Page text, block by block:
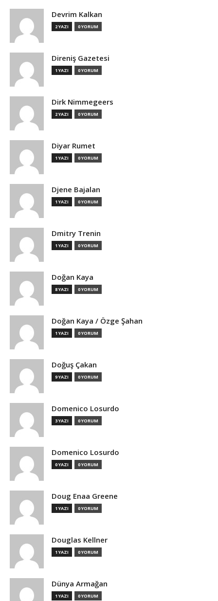
Devrim Kalkan
2 YAZI 0 YORUM
Direniş Gazetesi
1 YAZI 0 YORUM
Dirk Nimmegeers
2 YAZI 0 YORUM
Diyar Rumet
1 YAZI 0 YORUM
Djene Bajalan
1 YAZI 0 YORUM
Dmitry Trenin
1 YAZI 0 YORUM
Doğan Kaya
8 YAZI 0 YORUM
Doğan Kaya / Özge Şahan
1 YAZI 0 YORUM
Doğuş Çakan
9 YAZI 0 YORUM
Domenico Losurdo
3 YAZI 0 YORUM
Domenico Losurdo
0 YAZI 0 YORUM
Doug Enaa Greene
1 YAZI 0 YORUM
Douglas Kellner
1 YAZI 0 YORUM
Dünya Armağan
1 YAZI 0 YORUM